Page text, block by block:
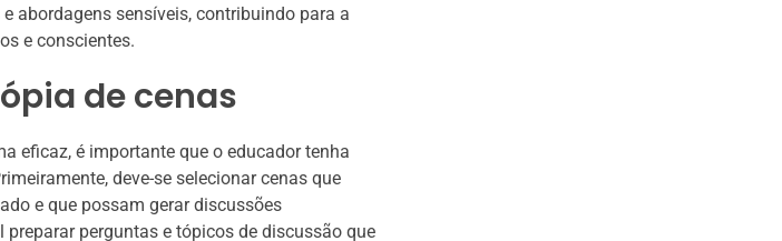
abordagens sensíveis, contribuindo para a
e conscientes.
de cenas
eficaz, é importante que o educador tenha
deve-se selecionar cenas que
e que possam gerar discussões
perguntas e tópicos de discussão que